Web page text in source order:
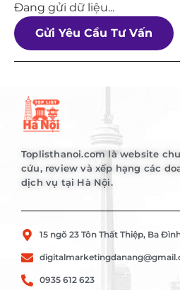
Đang gửi dữ liệu...
Gửi Yêu Cầu Tư Vấn
Toplisthanoi.com là website
cứu, review và xếp hạng các
dịch vụ tại Hà Nội.
15 ngõ 23 Tôn Thất Thiệp, Ba
0935 612 623